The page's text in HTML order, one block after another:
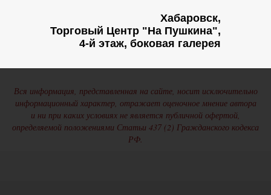
Хабаровск,
Торговый Центр "На Пушкина",
4-й этаж, боковая галерея
Вся информация, представленная на сайте, носит исключительно
информационный характер, отражает оценочное мнение автора
и ни при каких условиях не является публичной офертой,
определяемой положениями Статьи 437 (2) Гражданского кодекса
РФ.